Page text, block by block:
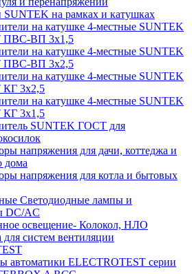
SUNTEK на рамках и катушках
на катушке 4-местные SUNTEK
ВП 3х1,5
на катушке 4-местные SUNTEK
ВП 3х2,5
на катушке 4-местные SUNTEK
3х2,5
на катушке 4-местные SUNTEK
3х1,5
SUNTEK ГОСТ для
напряжения для дачи, коттеджа и
дома
напряжения для котла и бытовых
Светодиодные лампы и
DC/AC
освещение- Колокол, НЛО
систем вентиляции
автоматики ELECTROTEST серии